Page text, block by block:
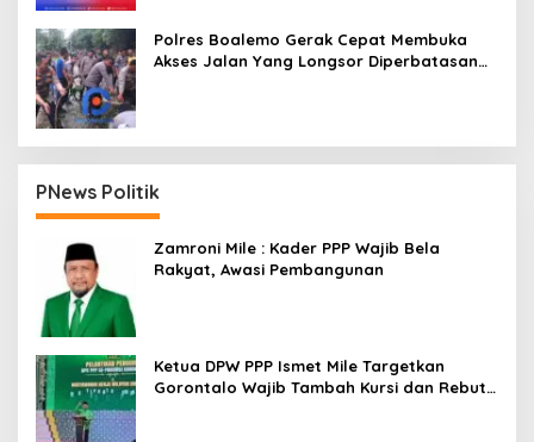
Polres Boalemo Gerak Cepat Membuka
Akses Jalan Yang Longsor Diperbatasan
PNews Politik
Zamroni Mile : Kader PPP Wajib Bela
Rakyat, Awasi Pembangunan
Ketua DPW PPP Ismet Mile Targetkan
Gorontalo Wajib Tambah Kursi dan Rebut